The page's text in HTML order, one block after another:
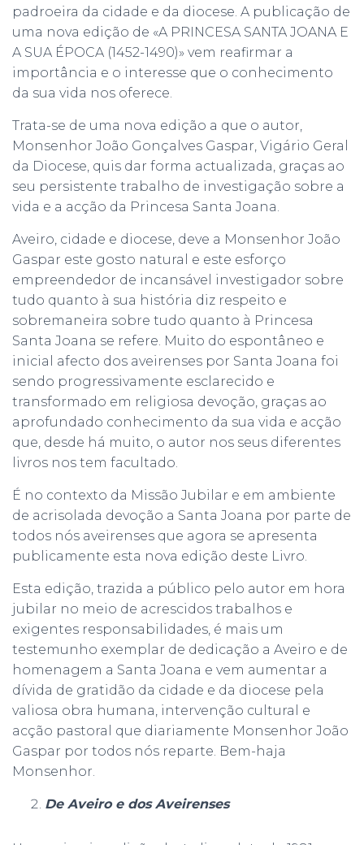
padroeira da cidade e da diocese. A publicação de
uma nova edição de «A PRINCESA SANTA JOANA E
A SUA ÉPOCA (1452-1490)» vem reafirmar a
importância e o interesse que o conhecimento
da sua vida nos oferece.
Trata-se de uma nova edição a que o autor,
Monsenhor João Gonçalves Gaspar, Vigário Geral
da Diocese, quis dar forma actualizada, graças ao
seu persistente trabalho de investigação sobre a
vida e a acção da Princesa Santa Joana.
Aveiro, cidade e diocese, deve a Monsenhor João
Gaspar este gosto natural e este esforço
empreendedor de incansável investigador sobre
tudo quanto à sua história diz respeito e
sobremaneira sobre tudo quanto à Princesa
Santa Joana se refere. Muito do espontâneo e
inicial afecto dos aveirenses por Santa Joana foi
sendo progressivamente esclarecido e
transformado em religiosa devoção, graças ao
aprofundado conhecimento da sua vida e acção
que, desde há muito, o autor nos seus diferentes
livros nos tem facultado.
É no contexto da Missão Jubilar e em ambiente
de acrisolada devoção a Santa Joana por parte de
todos nós aveirenses que agora se apresenta
publicamente esta nova edição deste Livro.
Esta edição, trazida a público pelo autor em hora
jubilar no meio de acrescidos trabalhos e
exigentes responsabilidades, é mais um
testemunho exemplar de dedicação a Aveiro e de
homenagem a Santa Joana e vem aumentar a
dívida de gratidão da cidade e da diocese pela
valiosa obra humana, intervenção cultural e
acção pastoral que diariamente Monsenhor João
Gaspar por todos nós reparte. Bem-haja
Monsenhor.
De Aveiro e dos Aveirenses